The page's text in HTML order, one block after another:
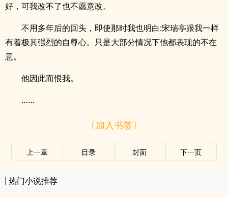
好，可我改不了也不愿意改。
不用多年后的回头，即使那时我也明白:宋瑞亭跟我一样
有着极其强烈的自尊心。只是大部分情况下他都表现的不在
意。
他因此而恨我。
……
〔加入书签〕
上一章 目录 封面 下一页
热门小说推荐